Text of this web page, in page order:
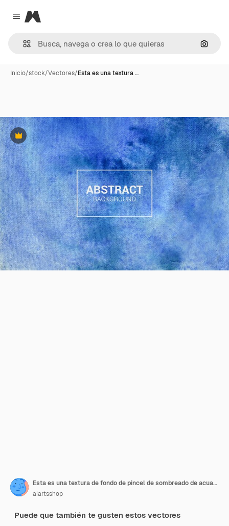
Close menu
Magnific
Inicio/stock/Vectores/Esta es una textura …
Premium
Esta es una textura de fondo de pincel de sombreado de acuarela abstracta
aiartsshop
Puede que también te gusten estos vectores